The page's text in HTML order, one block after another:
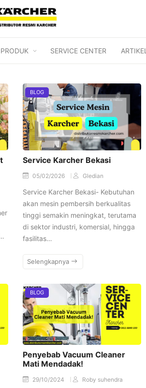
PRODUK SERVICE CENTER ARTIKEL
BLOG
Service Karcher Bekasi
05/02/2026 Gledian
Service Karcher Bekasi- Kebutuhan
akan mesin pembersih berkualitas
tinggi semakin meningkat, terutama
di sektor industri, komersial, hingga
fasilitas…
Selengkapnya
BLOG
Penyebab Vacuum Cleaner
Mati Mendadak!
29/10/2024 Roby suhendra